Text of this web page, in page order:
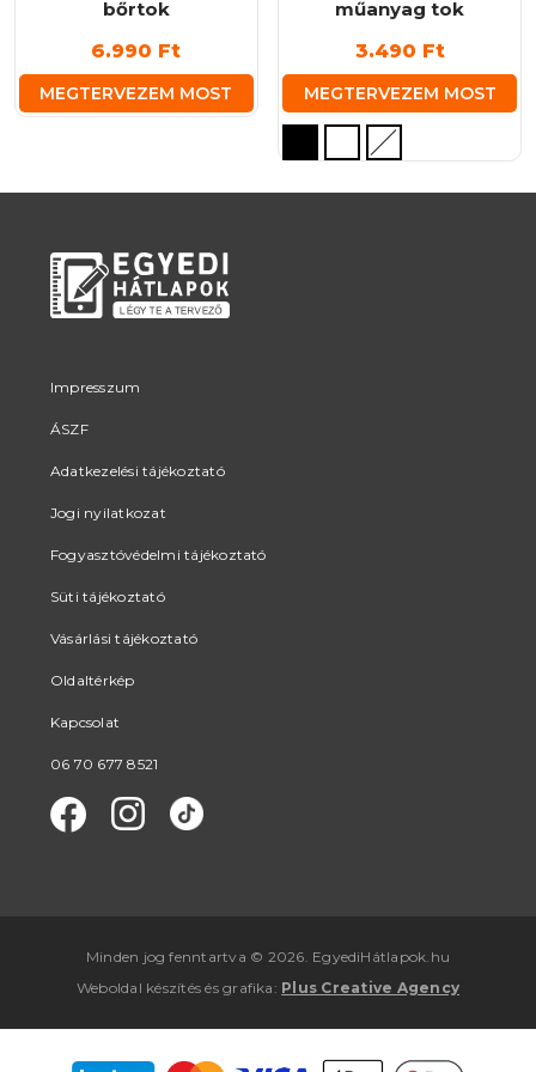
bőrtok
6.990 Ft
MEGTERVEZEM MOST
műanyag tok
3.490 Ft
MEGTERVEZEM MOST
Ennek
Impresszum
ÁSZF
Adatkezelési tájékoztató
Jogi nyilatkozat
Fogyasztóvédelmi tájékoztató
Süti tájékoztató
Vásárlási tájékoztató
Oldaltérkép
Kapcsolat
06 70 677 8521
Minden jog fenntartva © 2026. EgyediHátlapok.hu
Weboldal készítés ésgrafika : Plus Creative Agency